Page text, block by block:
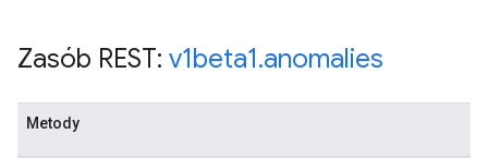
Zasób REST: v1beta1.anomalies
Metody